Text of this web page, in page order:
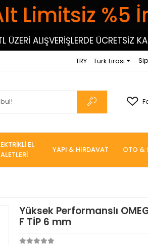
Limitsiz %5
ALIŞVERİŞLERDE ÜCRETSİZ
TRY - Türk Lirası
EL
ALETLERİ
YAPI & HIRDAVAT OTO &
Yüksek Performanslı
F TİP 6 mm